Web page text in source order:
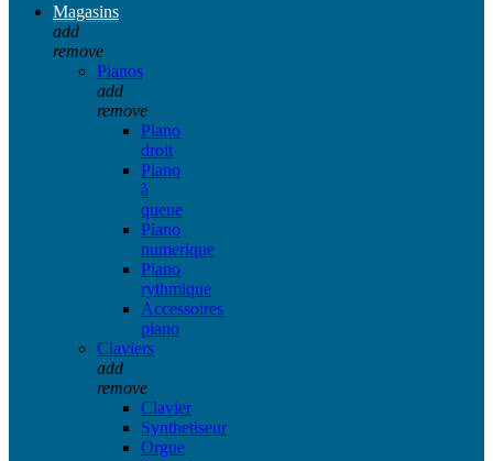
Magasins
add
remove
Pianos
add
remove
Piano
droit
Piano
à
queue
Piano
numerique
Piano
rythmique
Accessoires
piano
Claviers
add
remove
Clavier
Synthetiseur
Orgue